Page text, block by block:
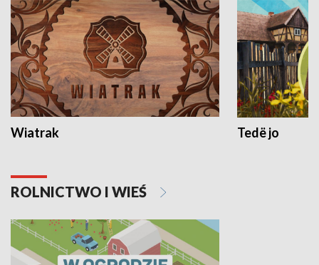
Wiatrak Tedë jo
ROLNICTWO I WIEŚ